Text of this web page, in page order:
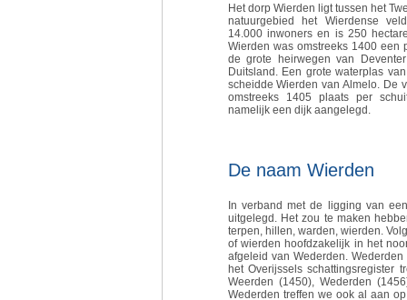
Het dorp Wierden ligt tussen het
natuurgebied het Wierdense
14.000 inwoners en is 250
Wierden was omstreeks 1400 een
de grote heirwegen van
Duitsland. Een grote waterplas
scheidde Wierden van Almelo. De
omstreeks 1405 plaats per
namelijk een dijk aangelegd.
De naam Wierden
In verband met de ligging van
uitgelegd. Het zou te maken
terpen, hillen, warden, wierden.
of wierden hoofdzakelijk in het
afgeleid van Wederden.
het Overijssels schattingsregister
Weerden (1450), Wederden
Wederden treffen we ook al aan